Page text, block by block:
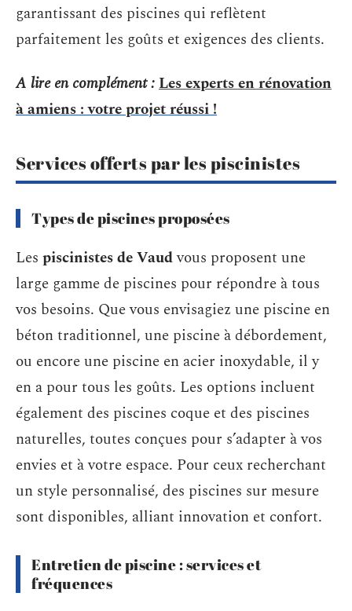
garantissant des piscines qui reflètent
parfaitement les goûts et exigences des clients.
A lire en complément :Les experts en rénovation
à amiens : votre projet réussi !
Services offerts par les piscinistes
Types de piscines proposées
Les piscinistes de Vaudvous proposent une
large gamme de piscines pour répondre à tous
vos besoins. Que vous envisagiez une piscine en
béton traditionnel, une piscine à débordement,
ou encore une piscine en acier inoxydable, il y
en a pour tous les goûts. Les options incluent
également des piscines coque et des piscines
naturelles, toutes conçues pour s’adapter à vos
envies et à votre espace. Pour ceux recherchant
un style personnalisé, des piscines sur mesure
sont disponibles, alliant innovation et confort.
Entretien de piscine : services et
fréquences